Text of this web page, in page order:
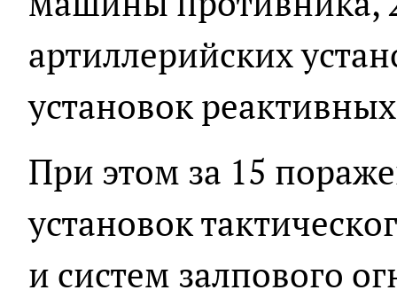
артиллерийских
установок
При этом за 15
установок
и систем залпового